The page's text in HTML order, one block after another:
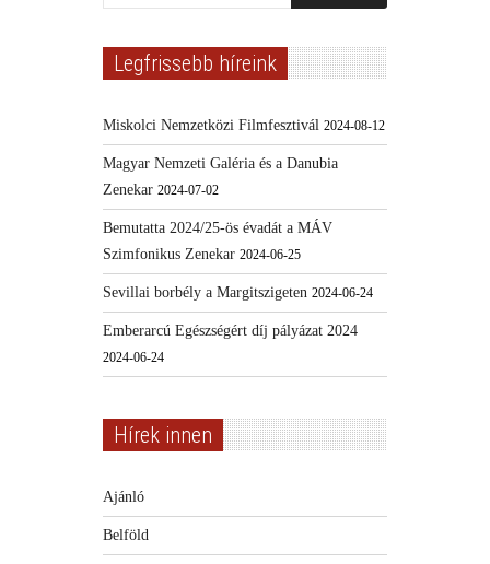
Legfrissebb híreink
Miskolci Nemzetközi Filmfesztivál 2024-08-12
Magyar Nemzeti Galéria és a Danubia
Zenekar 2024-07-02
Bemutatta 2024/25-ös évadát a MÁV
Szimfonikus Zenekar 2024-06-25
Sevillai borbély a Margitszigeten 2024-06-24
Emberarcú Egészségért díj pályázat 2024
2024-06-24
Hírek innen
Ajánló
Belföld